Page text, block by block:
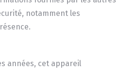
notamment les
années, cet appareil